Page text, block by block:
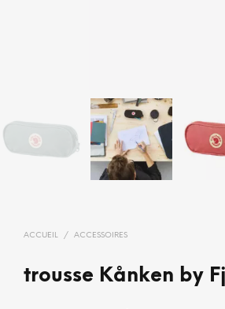
ACCUEIL / ACCESSOIRES
trousse Kånken by